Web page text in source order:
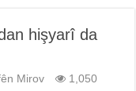
hişyarî da
Mirov 1,050